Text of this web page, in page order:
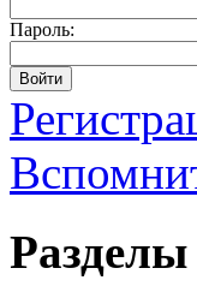
Пароль:
Разделы